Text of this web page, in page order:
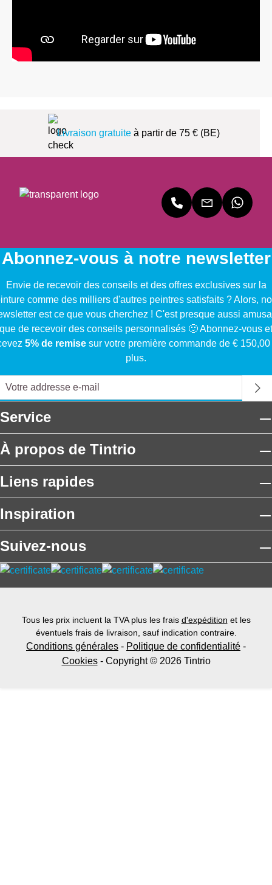
Livraison gratuiteà partir de 75 € (BE)
Abonnez-vous à notre newsletter
Envie de recevoir des conseils et des offres exclusives sur la
comme des milliers d'autres peintres satisfaits ? Alors,
est ce que vous cherchez ! C'est presque aussi
que de recevoir des conseils personnalisés 🙂 Abonnez-vous et
5% de remise sur votre première commande de € 150,00
plus.
Service
À propos de Tintrio
Liens rapides
Inspiration
Suivez-nous
Tous les prix incluent la TVA plus les frais d'expédition et les
éventuels frais de livraison, sauf indication contraire.
Conditions générales - Politique de confidentialité -
Cookies- Copyright © 2026 Tintrio